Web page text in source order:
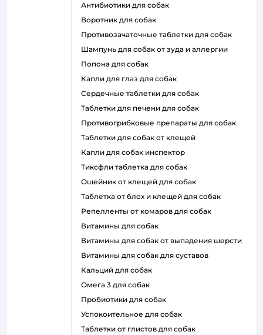
антибиотики для собак
воротник для собак
противозачаточные таблетки для собак
шампунь для собак от зуда и аллергии
попона для собак
капли для глаз для собак
сердечные таблетки для собак
таблетки для печени для собак
противогрибковые препараты для собак
таблетки для собак от клещей
капли для собак инспектор
тиксфли таблетка для собак
ошейник от клещей для собак
таблетка от блох и клещей для собак
репелленты от комаров для собак
витамины для собак
витамины для собак от выпадения шерсти
витамины для собак для суставов
кальций для собак
омега 3 для собак
пробиотики для собак
успокоительное для собак
таблетки от глистов для собак